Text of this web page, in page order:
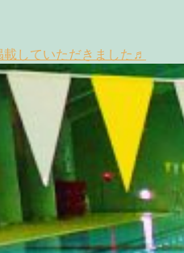
していただきました♬